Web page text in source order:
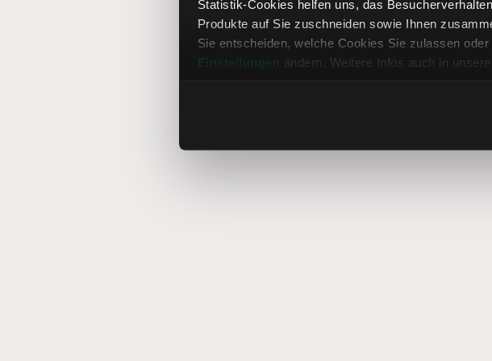
Statistik-Cookies helfen uns, das
Produkte auf Sie zuschneiden sowie Ihnen
Sie entscheiden, welche Cookies Sie zulassen
Einstellungen
ändern. Weitere Infos auch in